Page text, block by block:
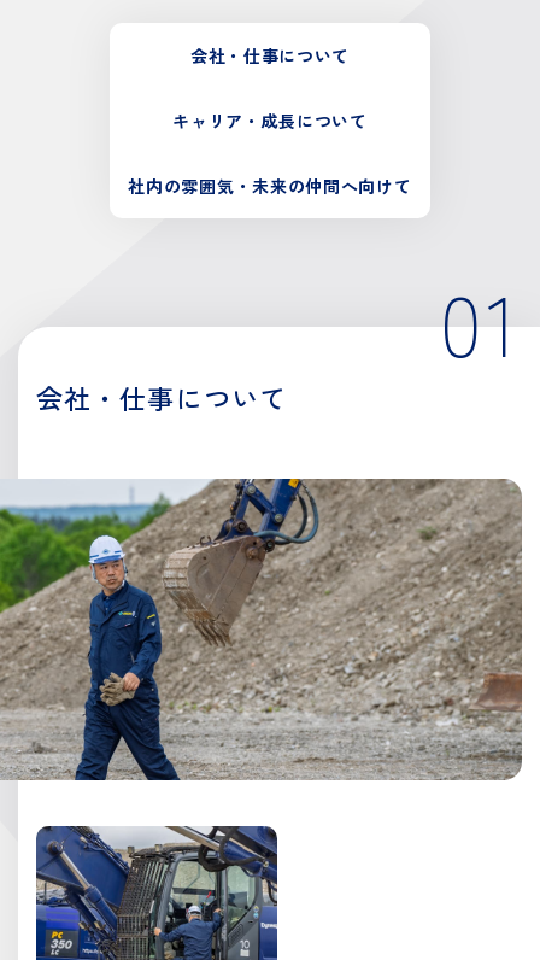
会社・ 仕事について
キャリア・成長について
社内の雰囲気・未来の仲間へ向けて
01
会社・仕事について